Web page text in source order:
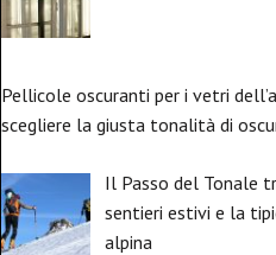
Pellicole oscuranti per i vetri
scegliere la giusta tonalità di
Il Passo del Tonale
sentieri estivi e la
alpina